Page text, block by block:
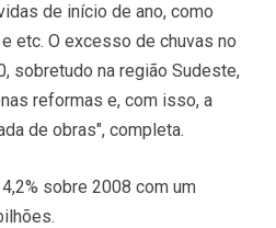
de início de ano, como
etc. O excesso de chuvas no
sobretudo na região Sudeste,
reformas e, com isso, a
de obras", completa.
sobre 2008 com um